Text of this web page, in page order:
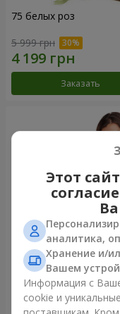
75 белых роз
5 999 грн
Заказать
151 красная роза
14 835 грн
Этот
аналитика,
Хранение и/
Вашем
Информация с
cookie и